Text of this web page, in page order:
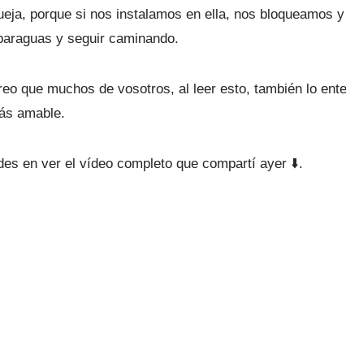
porque si nos instalamos en ella, nos bloqueamos
y seguir caminando.
que muchos de vosotros, al leer esto, también lo
amable.
en ver el vídeo completo que compartí ayer ⬇️.